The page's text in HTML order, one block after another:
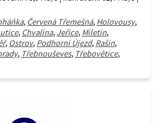
, Červená Třemešná, Holovousy,
, Chvalina, Jeřice, Miletín,
, Ostrov, Podhorní Újezd, Rašín,
, Třebnouševes, Třebovětice,